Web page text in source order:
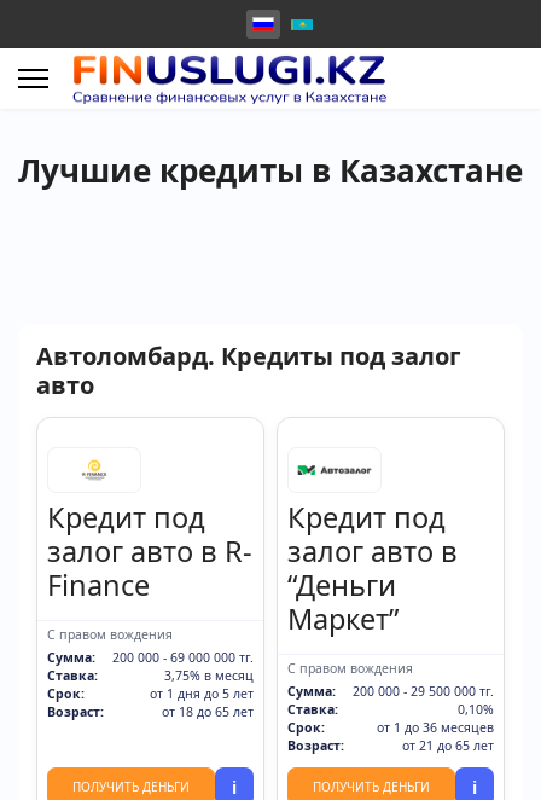
Лучшие кредиты в Казахстане
Автоломбард. Кредиты под залог
авто
Кредит под
залог авто в R-
Finance
С правом вождения
Сумма:
200 000 - 69 000 000 тг.
Ставка:
3,75% в месяц
Срок:
от 1 дня до 5 лет
Возраст:
от 18 до 65 лет
ПОЛУЧИТЬ ДЕНЬГИ i
Кредит под
залог авто в
“Деньги
Маркет”
С правом вождения
Сумма:
200 000 - 29 500 000 тг.
Ставка:
0,10%
Срок:
от 1 до 36 месяцев
Возраст:
от 21 до 65 лет
ПОЛУЧИТЬ ДЕНЬГИ i